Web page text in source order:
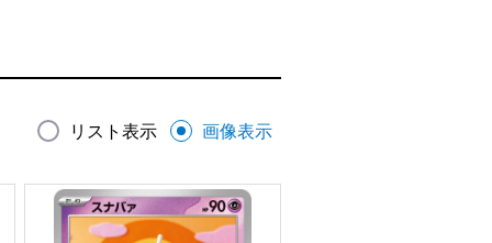
リスト表示 画像表示